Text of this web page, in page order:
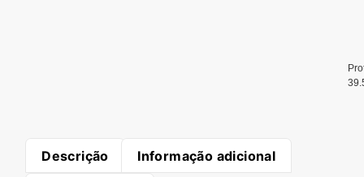
Descrição Informação adicional